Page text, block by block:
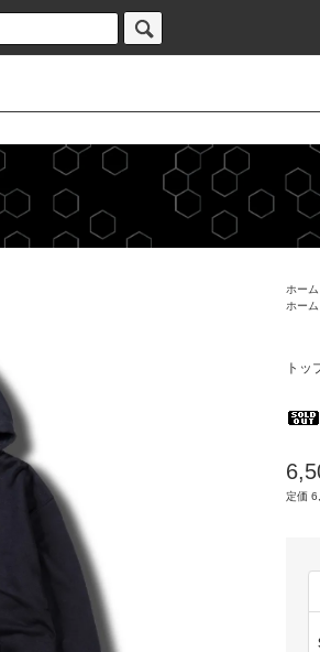
ホーム
ホーム
トッ
定価